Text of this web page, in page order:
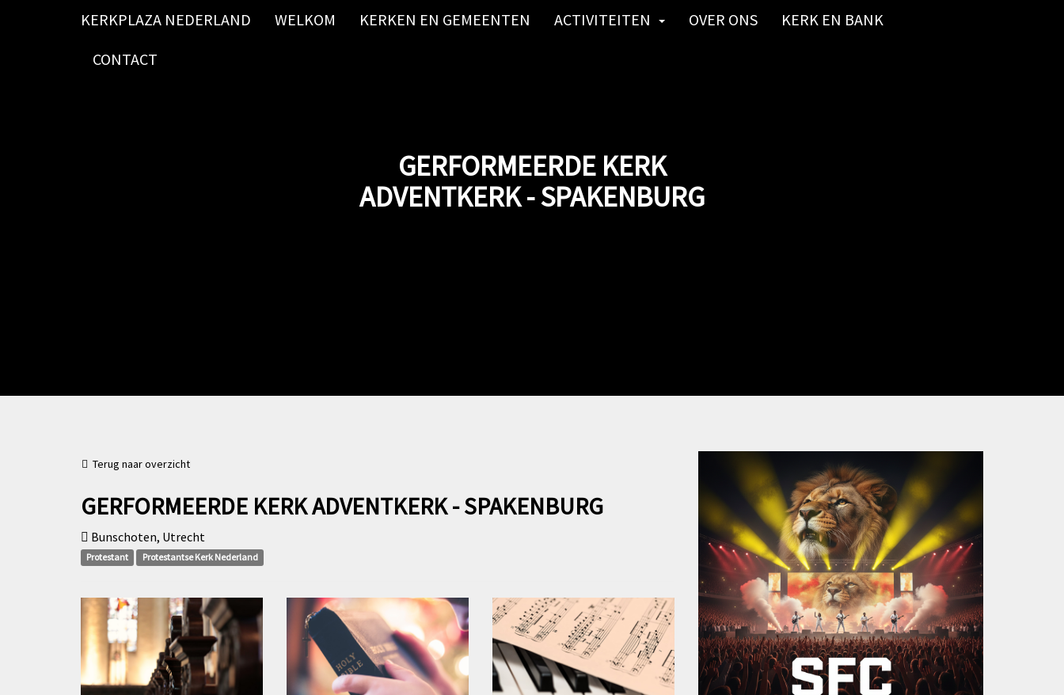
KERKPLAZA NEDERLAND WELKOM KERKEN EN GEMEENTEN ACTIVITEITEN OVER ONS
KERK EN BANK
CONTACT
GERFORMEERDE KERK
ADVENTKERK - SPAKENBURG
Terug naar overzicht
GERFORMEERDE KERK ADVENTKERK - SPAKENBURG
Bunschoten, Utrecht
Protestant Protestantse Kerk Nederland